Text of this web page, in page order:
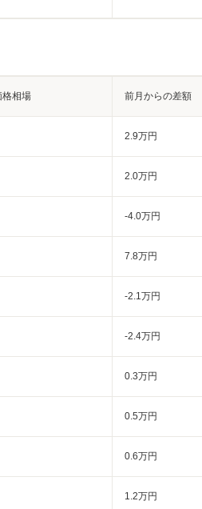
格相場 前月からの差額
2.9万円
2.0万円
-4.0万円
7.8万円
-2.1万円
-2.4万円
0.3万円
0.5万円
0.6万円
1.2万円